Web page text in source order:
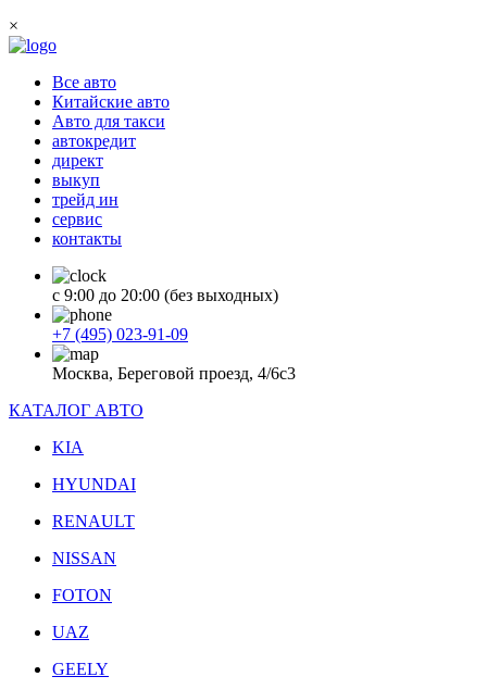
×
Все авто
Китайские авто
Авто для такси
автокредит
директ
выкуп
трейд ин
сервис
контакты
с 9:00 до 20:00 (без выходных)
+7 (495) 023-91-09
Москва, Береговой проезд, 4/6с3
КАТАЛОГ АВТО
KIA
HYUNDAI
RENAULT
NISSAN
FOTON
UAZ
GEELY